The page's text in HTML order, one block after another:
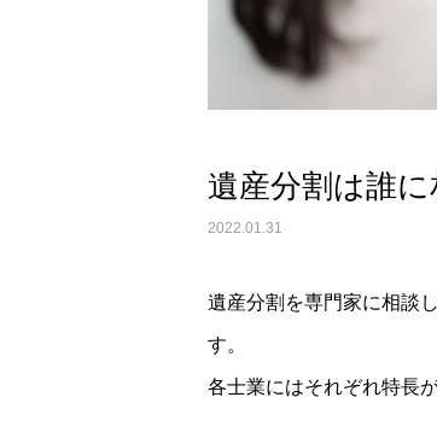
遺産分割は誰
2022.01.31
遺産分割を専門家に相談
す。
各士業にはそれぞれ特長